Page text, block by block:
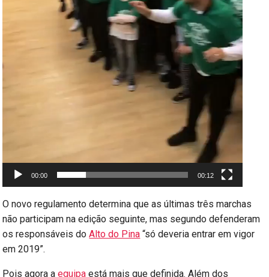
00:00 00:12
O novo regulamento determina que as últimas três marchas
não participam na edição seguinte, mas segundo defenderam
os responsáveis doAlto do Pina “só deveria entrar em vigor
em 2019”.
Pois agora aequipa está mais que definida. Além dos